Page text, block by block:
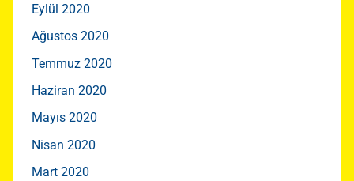
Eylül 2020
Ağustos 2020
Temmuz 2020
Haziran 2020
Mayıs 2020
Nisan 2020
Mart 2020